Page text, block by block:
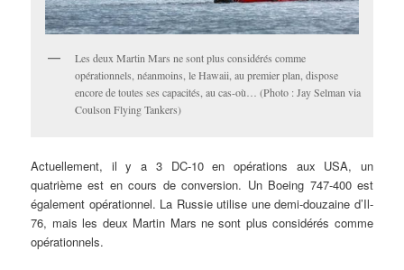
Les deux Martin Mars ne sont plus considérés comme
opérationnels, néanmoins, le Hawaii, au premier plan, dispose
encore de toutes ses capacités, au cas-où… (Photo : Jay Selman via
Coulson Flying Tankers)
Actuellement, il y a 3 DC-10 en opérations aux USA, un
quatrième est en cours de conversion. Un Boeing 747-400 est
également opérationnel. La Russie utilise une demi-douzaine d’Il-
76, mais les deux Martin Mars ne sont plus considérés comme
opérationnels.